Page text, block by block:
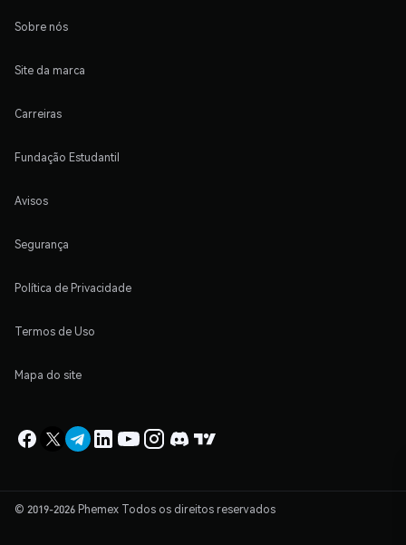
Sobre nós
Site da marca
Carreiras
Fundação Estudantil
Avisos
Segurança
Política de Privacidade
Termos de Uso
Mapa do site
© 2019-2026 Phemex Todos os direitos reservados